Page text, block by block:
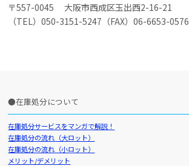
〒557-0045 大阪市西成区玉出西2-16-21
（TEL）050-3151-5247（FAX）06-6653-0576
在庫処分について
在庫処分サービスをマンガで解説！
在庫処分の流れ（大ロット）
在庫処分の流れ（小ロット）
メリット/デメリット